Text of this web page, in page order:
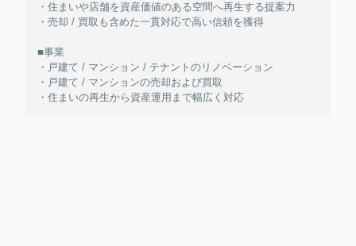
・住まいや店舗を資産価値のある空間へ再生する提案力
・売却 / 買取も含めた一貫対応で高い信頼を獲得
■事業
・戸建て / マンション / テナントのリノベーション
・戸建て / マンションの売却および買取
・住まいの再生から資産運用まで幅広く対応